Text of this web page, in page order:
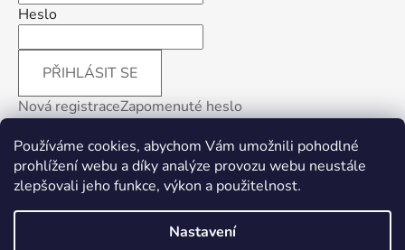
Používáme cookies, abychom Vám umožnili pohodlné
prohlížení webu a díky analýze provozu webu neustále
zlepšovali jeho funkce, výkon a použitelnost.
Nastavení
Heslo
PŘIHLÁSIT SE
Nová registraceZapomenuté heslo
Facebook